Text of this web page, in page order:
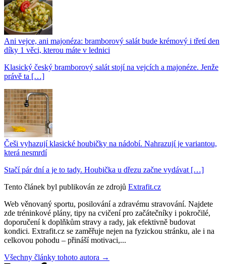
Ani vejce, ani majonéza: bramborový salát bude krémový i třetí den
díky 1 věci, kterou máte v lednici
Klasický český bramborový salát stojí na vejcích a majonéze. Jenže
právě ta […]
Češi vyhazují klasické houbičky na nádobí. Nahrazují je variantou,
která nesmrdí
Stačí pár dní a je to tady. Houbička u dřezu začne vydávat […]
Tento článek byl publikován ze zdrojů Extrafit.cz
Web věnovaný sportu, posilování a zdravému stravování. Najdete
zde tréninkové plány, tipy na cvičení pro začátečníky i pokročilé,
doporučení k doplňkům stravy a rady, jak efektivně budovat
kondici. Extrafit.cz se zaměřuje nejen na fyzickou stránku, ale i na
celkovou pohodu – přináší motivaci,...
Všechny články tohoto autora →